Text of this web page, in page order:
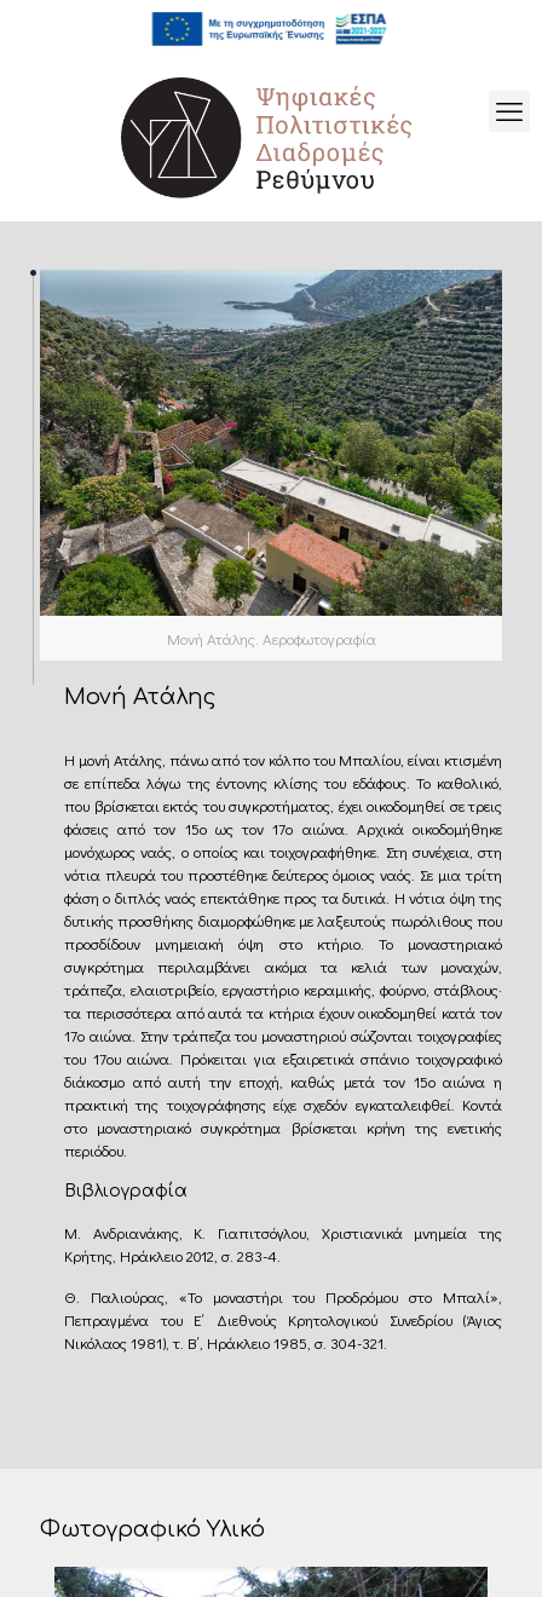
Μονή Ατάλης. Αεροφωτογραφία
Μονή Ατάλης
Η μονή Ατάλης, πάνω από τον κόλπο του Μπαλίου, είναι κτισμένη
σε επίπεδα λόγω της έντονης κλίσης του εδάφους. Το καθολικό,
που βρίσκεται εκτός του συγκροτήματος, έχει οικοδομηθεί σε τρεις
φάσεις από τον 15ο ως τον 17ο αιώνα. Αρχικά οικοδομήθηκε
μονόχωρος ναός, ο οποίος και τοιχογραφήθηκε. Στη συνέχεια, στη
νότια πλευρά του προστέθηκε δεύτερος όμοιος ναός. Σε μια τρίτη
φάση ο διπλός ναός επεκτάθηκε προς τα δυτικά. Η νότια όψη της
δυτικής προσθήκης διαμορφώθηκε με λαξευτούς πωρόλιθους που
προσδίδουν μνημειακή όψη στο κτήριο. Το μοναστηριακό
συγκρότημα περιλαμβάνει ακόμα τα κελιά των μοναχών,
τράπεζα, ελαιοτριβείο, εργαστήριο κεραμικής, φούρνο, στάβλους·
τα περισσότερα από αυτά τα κτήρια έχουν οικοδομηθεί κατά τον
17ο αιώνα. Στην τράπεζα του μοναστηριού σώζονται τοιχογραφίες
του 17ου αιώνα. Πρόκειται για εξαιρετικά σπάνιο τοιχογραφικό
διάκοσμο από αυτή την εποχή, καθώς μετά τον 15ο αιώνα η
πρακτική της τοιχογράφησης είχε σχεδόν εγκαταλειφθεί. Κοντά
στο μοναστηριακό συγκρότημα βρίσκεται κρήνη της ενετικής
περιόδου.
Βιβλιογραφία
Μ. Ανδριανάκης, Κ. Γιαπιτσόγλου, Χριστιανικά μνημεία της
Κρήτης, Ηράκλειο 2012, σ. 283-4.
Θ. Παλιούρας, «Το μοναστήρι του Προδρόμου στο Μπαλί»,
Πεπραγμένα του Ε΄ Διεθνούς Κρητολογικού Συνεδρίου (Άγιος
Νικόλαος 1981), τ. Β΄, Ηράκλειο 1985, σ. 304-321.
Φωτογραφικό Υλικό